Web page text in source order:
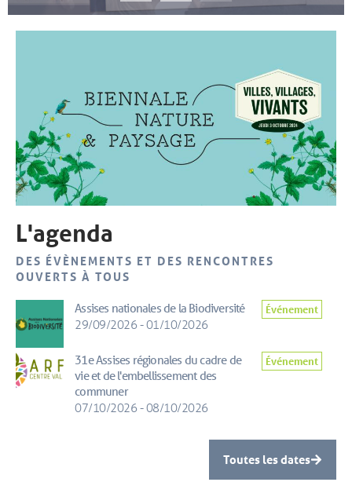
L'agenda
DES ÉVÈNEMENTS ET DES RENCONTRES
OUVERTS À TOUS
Événement
Assises nationales de la Biodiversité
29/09/2026 - 01/10/2026
Événement
31e Assises régionales du cadre de
vie et de l'embellissement des
communer
07/10/2026 - 08/10/2026
Toutes les dates